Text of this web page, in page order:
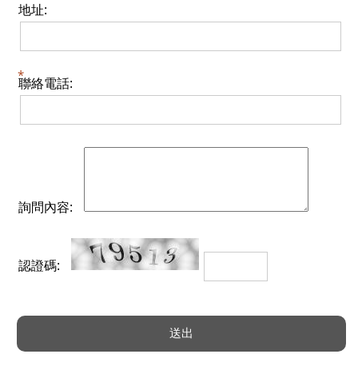
地址:
聯絡電話:
詢問內容:
認證碼: